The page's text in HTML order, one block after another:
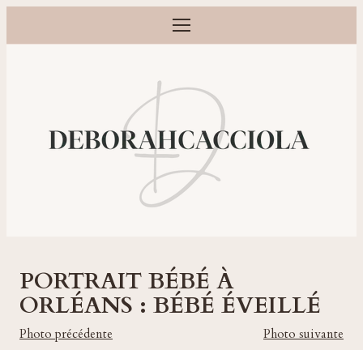
Ouvrir le menu
Photographe grossesse, naissance, bébé et famille à Orléans
PORTRAIT BÉBÉ À
ORLÉANS : BÉBÉ ÉVEILLÉ
Photo précédente Photo suivante